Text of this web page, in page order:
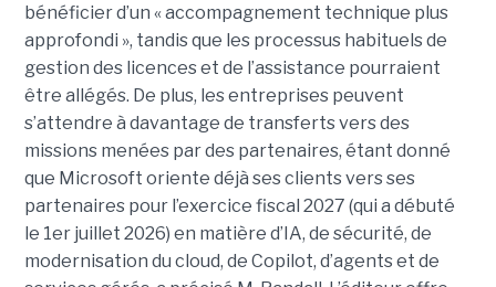
bénéficier d’un « accompagnement technique plus
approfondi », tandis que les processus habituels de
gestion des licences et de l’assistance pourraient
être allégés. De plus, les entreprises peuvent
s’attendre à davantage de transferts vers des
missions menées par des partenaires, étant donné
que Microsoft oriente déjà ses clients vers ses
partenaires pour l’exercice fiscal 2027 (qui a débuté
le 1er juillet 2026) en matière d’IA, de sécurité, de
modernisation du cloud, de Copilot, d’agents et de